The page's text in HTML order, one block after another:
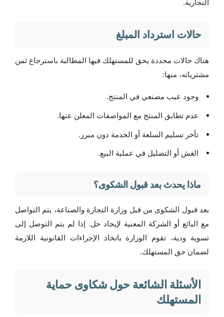
التجارية.
حالات استرداد المبلغ
هناك حالات محددة يحق للمستهلك فيها المطالبة باسترجاع ثمن
مشترياته، منها:
وجود عيب مصنعي في المنتج.
عدم تطابق المنتج مع المواصفات المعلن عنها.
تأخر تسليم السلعة أو الخدمة دون مبرر.
الغش أو التضليل في عملية البيع.
ماذا يحدث بعد قبول الشكوى؟
بعد قبول الشكوى من قبل وزارة التجارة والصناعة، يتم التواصل
مع البائع أو الشركة المعنية لإيجاد حل. إذا لم يتم التوصل إلى
تسوية ودية، تقوم الوزارة باتخاذ الإجراءات القانونية اللازمة
لضمان حق المستهلك.
الأسئلة الشائعة حول شكاوى حماية
المستهلك